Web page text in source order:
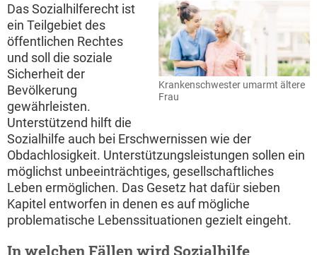
Krankenschwester umarmt ältere
Frau
Das Sozialhilferecht ist
ein Teilgebiet des
öffentlichen Rechtes
und soll die soziale
Sicherheit der
Bevölkerung
gewährleisten.
Unterstützend hilft die
Sozialhilfe auch bei Erschwernissen wie der
Obdachlosigkeit. Unterstützungsleistungen sollen ein
möglichst unbeeinträchtiges, gesellschaftliches
Leben ermöglichen. Das Gesetz hat dafür sieben
Kapitel entworfen in denen es auf mögliche
problematische Lebenssituationen gezielt eingeht.
In welchen Fällen wird Sozialhilfe